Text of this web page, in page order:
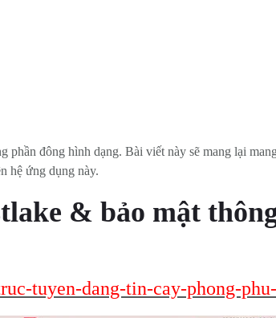
phần đông hình dạng. Bài viết này sẽ mang lại
hệ ứng dụng này.
& bảo mật
tuyen-dang-tin-cay-phong-